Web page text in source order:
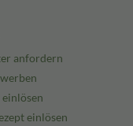
anfordern
einlösen
einlösen